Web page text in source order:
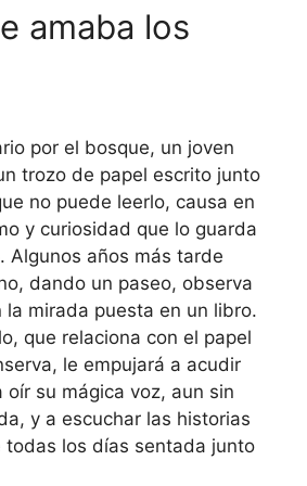
amaba los
por el bosque, un joven
trozo de papel escrito junto
no puede leerlo, causa en
y curiosidad que lo guarda
Algunos años más tarde
dando un paseo, observa
la mirada puesta en un libro.
que relaciona con el papel
le empujará a acudir
su mágica voz, aun sin
y a escuchar las historias
todas los días sentada junto